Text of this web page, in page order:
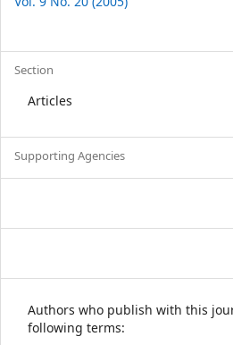
Section
Articles
Supporting Agencies
Authors who publish with this
following terms: